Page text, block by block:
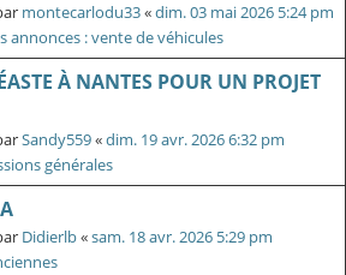
montecarlodu33«dim. 03 mai 2026 5:24 pm
annonces : vente de véhicules
À NANTES POUR UN PROJET
Sandy559«dim. 19 avr. 2026 6:32 pm
générales
Didierlb«sam. 18 avr. 2026 5:29 pm